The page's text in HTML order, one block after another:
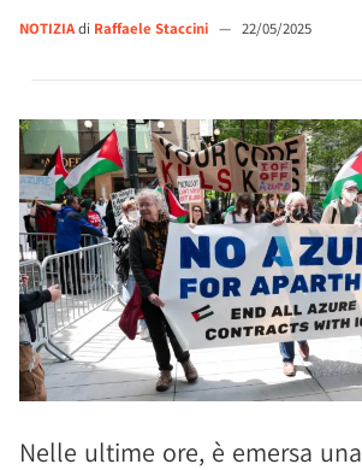
NOTIZIAdi Raffaele Staccini — 22/05/2025
Nelle ultime ore, è emersa